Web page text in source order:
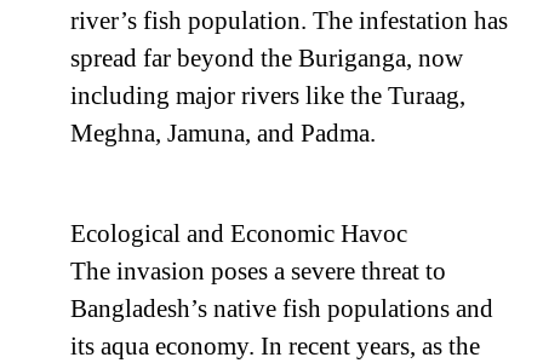
river’s fish population. The infestation has
spread far beyond the Buriganga, now
including major rivers like the Turaag,
Meghna, Jamuna, and Padma.
Ecological and Economic Havoc
The invasion poses a severe threat to
Bangladesh’s native fish populations and
its aqua economy. In recent years, as the